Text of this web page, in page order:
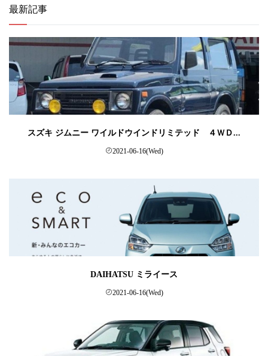
最新記事
スズキ ジムニー ワイルドウインドリミテッド ４ＷＤ...
2021-06-16(Wed)
DAIHATSU ミライース
2021-06-16(Wed)